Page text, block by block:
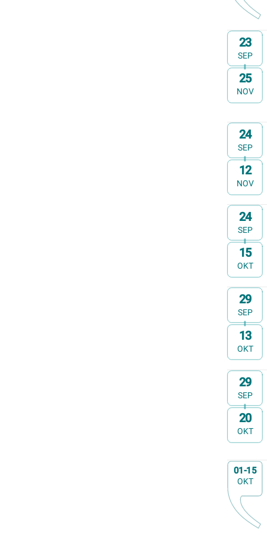
Op23
SEP
t/m
25
NOV
Op24
SEP
t/m
12
NOV
Op24
SEP
t/m
15
OKT
Op29
SEP
t/m
13
OKT
Op29
SEP
t/m
20
OKT
Op01-15
OKT